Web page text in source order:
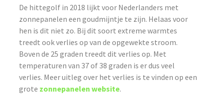
De hittegolf in 2018 lijkt voor Nederlanders met
zonnepanelen een goudmijntje te zijn. Helaas voor
hen is dit niet zo. Bij dit soort extreme warmtes
treedt ook verlies op van de opgewekte stroom.
Boven de 25 graden treedt dit verlies op. Met
temperaturen van 37 of 38 graden is er dus veel
verlies. Meer uitleg over het verlies is te vinden op een
grote zonnepanelen website.